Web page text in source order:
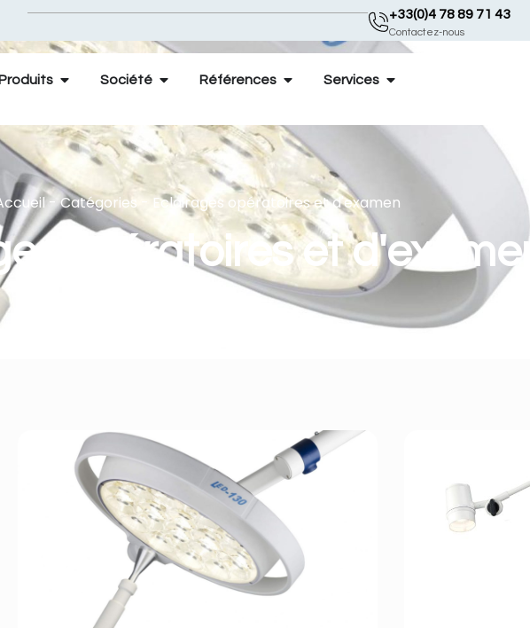
+33(0)4 78 89 71 43
Contactez-nous
Produits Société Références Services
-Catégories - Eclairages opératoires et d'examen
opératoires et d'examen